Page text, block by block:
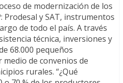
de modernización de los
Prodesal y SAT, instrumentos
de todo el país. A través
técnica, inversiones y
68.000 pequeños
de convenios de
rurales. “¿Qué